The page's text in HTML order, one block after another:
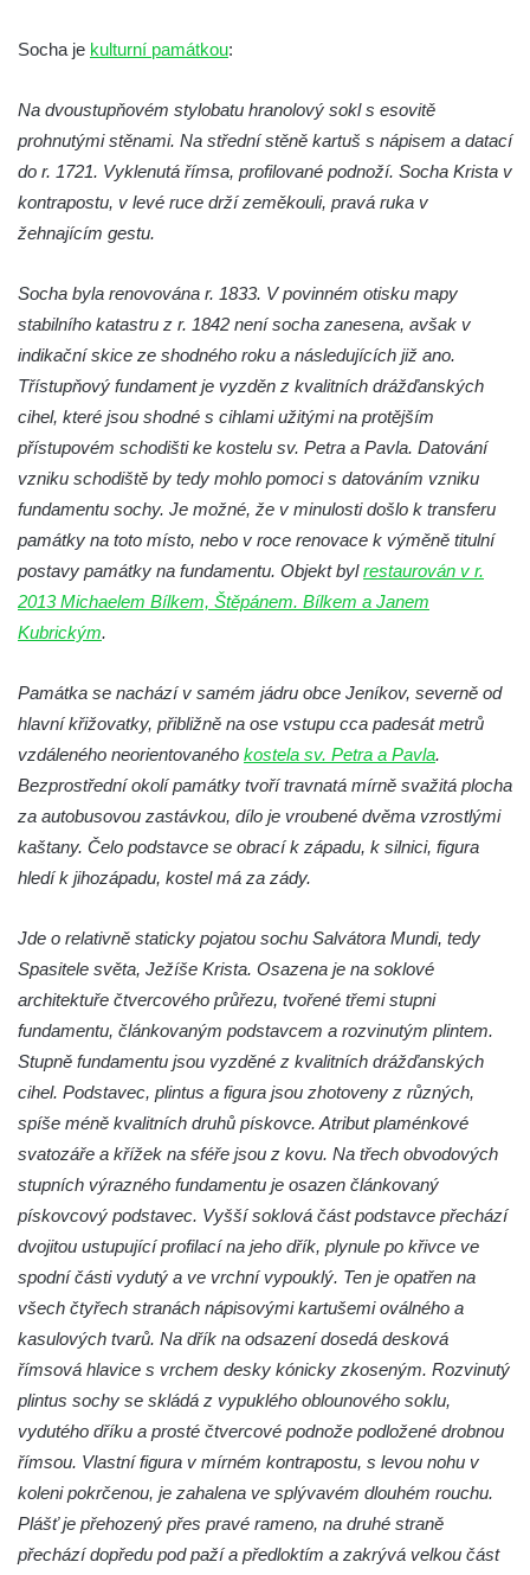
Socha Plejtvák obrovský v ZOO Hluboká
Socha Mamutí lebka v ZOO Hluboká
Socha Orel v ZOO Hluboká
Socha Vydry si hrají v ZOO Hluboká
Socha Matka příroda v ZOO Hluboká
Socha Kudlanka v ZOO Hluboká
Socha Vlčice s mládětem v ZOO Hluboká
Socha Rys číhající na srnu v ZOO Hluboká
Socha Orlice v ZOO Hluboká
Socha Tygr v ZOO Hluboká
Socha Kozorožec horský v ZOO Hluboká
Socha Včela v ZOO Hluboká
Socha Nosorožík v ZOO Hluboká
Socha Beruška v ZOO Hluboká
Socha Vážka v ZOO Hluboká
Socha Volavka v ZOO Hluboká
Flamingo trůn v ZOO Hluboká
Lysá nad Labem, barokní město Šporkovo
Socha Opičákovník v ZOO Hluboká
Socha Roháč v ZOO Hluboká
Socha Mystik v ZOO Hluboká
Socha Jana Valeria Jirsíka u Černé věže v
Českých Budějovicích
Socha Krista klesajícího pod křížem u
kostela svatého Mikuláše v Českých
Budějovicích
Socha svatého Jana Nepomuckého u
kostela svaté Rodiny v Českých
Budějovicích
Socha S tebou v parku na Senovážném
náměstí v Českých Budějovicích
Socha je kulturní památkou:
Na dvoustupňovém stylobatu hranolový sokl s esovitě
prohnutými stěnami. Na střední stěně kartuš s nápisem a datací
do r. 1721. Vyklenutá římsa, profilované podnoží. Socha Krista v
kontrapostu, v levé ruce drží zeměkouli, pravá ruka v
žehnajícím gestu.
Socha byla renovována r. 1833. V povinném otisku mapy
stabilního katastru z r. 1842 není socha zanesena, avšak v
indikační skice ze shodného roku a následujících již ano.
Třístupňový fundament je vyzděn z kvalitních drážďanských
cihel, které jsou shodné s cihlami užitými na protějším
přístupovém schodišti ke kostelu sv. Petra a Pavla. Datování
vzniku schodiště by tedy mohlo pomoci s datováním vzniku
fundamentu sochy. Je možné, že v minulosti došlo k transferu
památky na toto místo, nebo v roce renovace k výměně titulní
postavy památky na fundamentu. Objekt bylrestaurován v r.
2013 Michaelem Bílkem, Štěpánem. Bílkem a Janem
Kubrickým.
Památka se nachází v samém jádru obce Jeníkov, severně od
hlavní křižovatky, přibližně na ose vstupu cca padesát metrů
vzdáleného neorientovaného kostela sv. Petra a Pavla.
Bezprostřední okolí památky tvoří travnatá mírně svažitá plocha
za autobusovou zastávkou, dílo je vroubené dvěma vzrostlými
kaštany. Čelo podstavce se obrací k západu, k silnici, figura
hledí k jihozápadu, kostel má za zády.
Jde o relativně staticky pojatou sochu Salvátora Mundi, tedy
Spasitele světa, Ježíše Krista. Osazena je na soklové
architektuře čtvercového průřezu, tvořené třemi stupni
fundamentu, článkovaným podstavcem a rozvinutým plintem.
Stupně fundamentu jsou vyzděné z kvalitních drážďanských
cihel. Podstavec, plintus a figura jsou zhotoveny z různých,
spíše méně kvalitních druhů pískovce. Atribut plaménkové
svatozáře a křížek na sféře jsou z kovu. Na třech obvodových
stupních výrazného fundamentu je osazen článkovaný
pískovcový podstavec. Vyšší soklová část podstavce přechází
dvojitou ustupující profilací na jeho dřík, plynule po křivce ve
spodní části vydutý a ve vrchní vypouklý. Ten je opatřen na
všech čtyřech stranách nápisovými kartušemi oválného a
kasulových tvarů. Na dřík na odsazení dosedá desková
římsová hlavice s vrchem desky kónicky zkoseným. Rozvinutý
plintus sochy se skládá z vypuklého oblounového soklu,
vydutého dříku a prosté čtvercové podnože podložené drobnou
římsou. Vlastní figura v mírném kontrapostu, s levou nohu v
koleni pokrčenou, je zahalena ve splývavém dlouhém rouchu.
Plášť je přehozený přes pravé rameno, na druhé straně
přechází dopředu pod paží a předloktím a zakrývá velkou část